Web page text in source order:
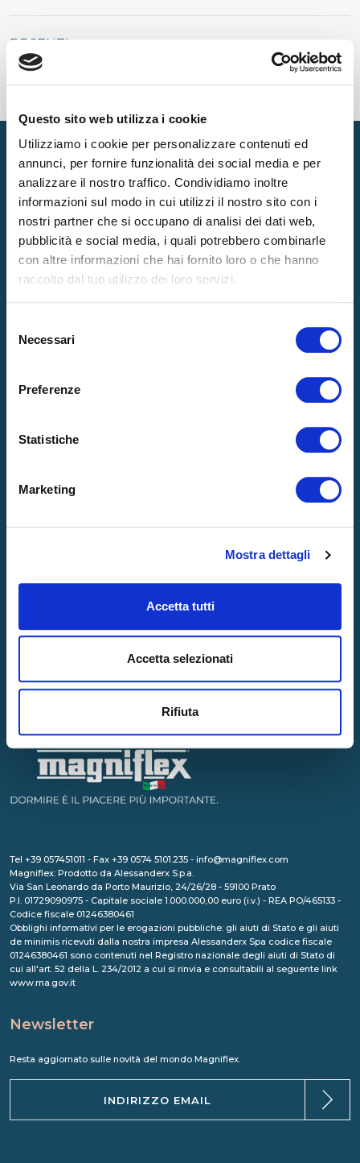
Questo sito web utilizza i cookie
Utilizziamo i cookie per personalizzare contenuti ed
annunci, per fornire funzionalità dei social media e per
analizzare il nostro traffico. Condividiamo inoltre
informazioni sul modo in cui utilizzi il nostro sito con i
nostri partner che si occupano di analisi dei dati web,
pubblicità e social media, i quali potrebbero combinarle
con altre informazioni che hai fornito loro o che hanno
raccolto dal tuo utilizzo dei loro servizi.
delNecessari
Preferenze
Statistiche
Marketing
Mostra dettagli
Accetta tutti
Accetta selezionati
Rifiuta
RECENTI
Prodotti
MATERASSI
RETI
GUANCIALI
ACCESSORI
LA NOSTRA ESSENZA
INNOVAZIONI E TECNOLOGIE
Contatti
Tel +39 057451011 - Fax +39 0574 5101.235 - info@magniflex.com
Magniflex: Prodotto da Alessanderx S.p.a.
Via San Leonardo da Porto Maurizio, 24/26/28 - 59100 Prato
P.I. 01729090975 - Capitale sociale 1.000.000,00 euro (i.v.) - REA PO/465133 -
Codice fiscale 01246380461
Obblighi informativi per le erogazioni pubbliche: gli aiuti di Stato e gli aiuti
de minimis ricevuti dalla nostra impresa Alessanderx Spa codice fiscale
01246380461 sono contenuti nel Registro nazionale degli aiuti di Stato di
cui all'art. 52 della L. 234/2012 a cui si rinvia e consultabili al seguente link
www.rna.gov.it
Newsletter
Resta aggiornato sulle novità del mondo Magniflex.